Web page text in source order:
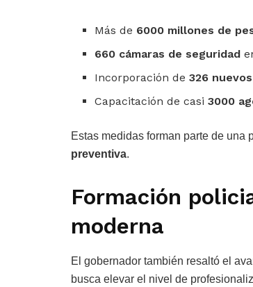
Más de 6000 millones de
660 cámaras de seguridad
Incorporación de326
Capacitación de casi3000
Estas medidas forman parte de una
preventiva.
Formación
moderna
El gobernador también resaltó el
busca elevar el nivel de